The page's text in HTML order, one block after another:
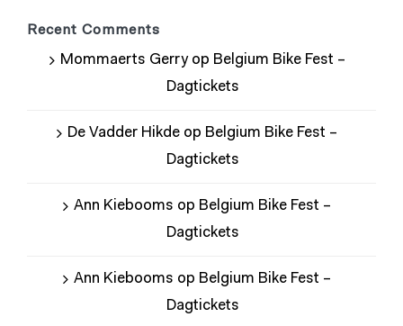
Recent Comments
Mommaerts Gerryop Belgium Bike Fest –
Dagtickets
De Vadder Hikde op Belgium Bike Fest –
Dagtickets
Ann Kiebooms op Belgium Bike Fest –
Dagtickets
Ann Kiebooms op Belgium Bike Fest –
Dagtickets